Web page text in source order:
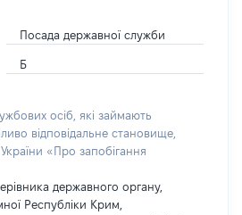
Посада державної служби
Б
осіб, які займають
відповідальне становище,
«Про запобігання
державного органу,
Республіки Крим,